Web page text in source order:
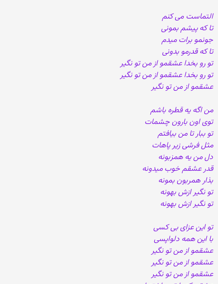
التماست می کنم
تا که پیشم بمونی
جونمو برات میدم
تا که قدرمو بدونی
تو رو بخدا عشقمو از من تو نگیر
تو رو بخدا عشقمو از من تو نگیر
عشقمو از من تو نگیر
من اگه یه قطره باشم
توی اون بارون چشمات
تو ببار تا من بیافتم
مثل فرشی زیر پاهات
دل من یه همزبونه
قدر عشقم خوب میدونه
بذار همربون بمونه
تو نگیر ازش بهونه
تو نگیر ازش بهونه
تو این عزای بی کسی
با این همه دلواپسی
عشقمو از من تو نگیر
عشقمو از من تو نگیر
عشقمو از من تو نگیر